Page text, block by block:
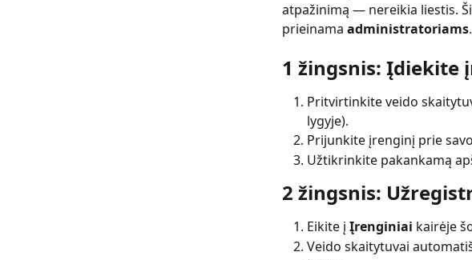
atpažinimą — nereikia liestis.
prieinama administratoriams.
1 žingsnis: Įdiekite
Pritvirtinkite veido
lygyje).
Prijunkite įrenginį prie
Užtikrinkite pakankamą
2 žingsnis:
Eikite į Įrenginiai kairėje
Veido skaitytuvai